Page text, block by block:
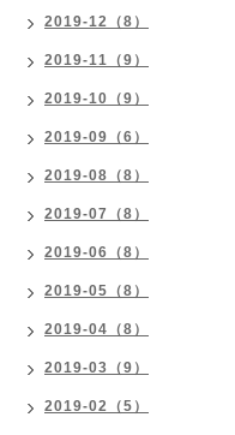
2019-12（8）
2019-11（9）
2019-10（9）
2019-09（6）
2019-08（8）
2019-07（8）
2019-06（8）
2019-05（8）
2019-04（8）
2019-03（9）
2019-02（5）